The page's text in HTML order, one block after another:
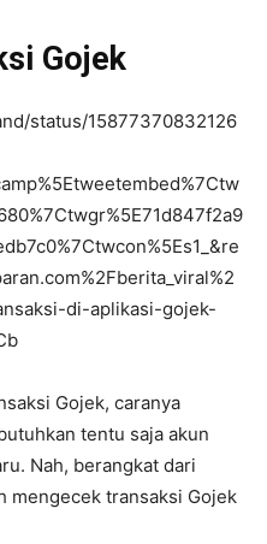
Gojek
status/15877370832126
di-aplikasi-gojek-
Gojek, caranya
tentu saja akun
Nah, berangkat dari
mengecek transaksi Gojek